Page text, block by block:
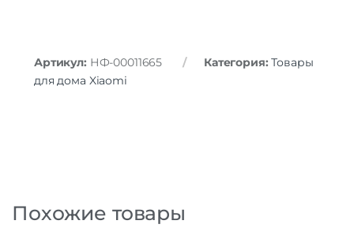
Артикул: НФ-00011665 Категория:Товары
для дома Xiaomi
Похожие товары